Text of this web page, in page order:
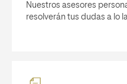
Nuestros asesores
resolverán tus dudas a lo